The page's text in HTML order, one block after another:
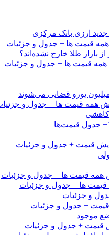
جدید ارزی بانک مرکزی
بازار طلا خارج نشده‌اند؟